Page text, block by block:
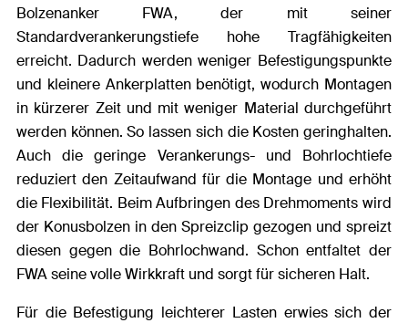
Bolzenanker FWA, der mit seiner
Standardverankerungstiefe hohe Tragfähigkeiten
erreicht. Dadurch werden weniger Befestigungspunkte
und kleinere Ankerplatten benötigt, wodurch Montagen
in kürzerer Zeit und mit weniger Material durchgeführt
werden können. So lassen sich die Kosten geringhalten.
Auch die geringe Verankerungs- und Bohrlochtiefe
reduziert den Zeitaufwand für die Montage und erhöht
die Flexibilität. Beim Aufbringen des Drehmoments wird
der Konusbolzen in den Spreizclip gezogen und spreizt
diesen gegen die Bohrlochwand. Schon entfaltet der
FWA seine volle Wirkkraft und sorgt für sicheren Halt.
Für die Befestigung leichterer Lasten erwies sich der